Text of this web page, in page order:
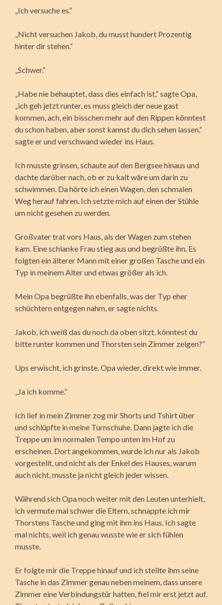
„Ich versuche es.“
„Nicht versuchen Jakob, du musst hundert Prozentig
hinter dir stehen.“
„Schwer.“
„Habe nie behauptet, dass dies einfach ist,“ sagte Opa,
„ich geh jetzt runter, es muss gleich der neue gast
kommen, ach, ein bisschen mehr auf den Rippen könntest
du schon haben, aber sonst kannst du dich sehen lassen,“
sagte er und verschwand wieder ins Haus.
Ich musste grinsen, schaute auf den Bergsee hinaus und
dachte darüber nach, ob er zu kalt wäre um darin zu
schwimmen. Da hörte ich einen Wagen, den schmalen
Weg herauf fahren. Ich setzte mich auf einen der Stühle
um nicht gesehen zu werden.
Großvater trat vors Haus, als der Wagen zum stehen
kam. Eine schlanke Frau stieg aus und begrüßte ihn. Es
folgten ein älterer Mann mit einer großen Tasche und ein
Typ in meinem Alter und etwas größer als ich.
Mein Opa begrüßte ihn ebenfalls, was der Typ eher
schüchtern entgegen nahm, er sagte nichts.
Jakob, ich weiß das du noch da oben sitzt, könntest du
bitte runter kommen und Thorsten sein Zimmer zeigen?“
Ups erwischt, ich grinste. Opa wieder, direkt wie immer.
„Ja ich komme.“
Ich lief in mein Zimmer zog mir Shorts und Tshirt über
und schlüpfte in meine Turnschuhe. Dann jagte ich die
Treppe um im normalen Tempo unten im Hof zu
erscheinen. Dort angekommen, wurde ich nur als Jakob
vorgestellt, und nicht als der Enkel des Hauses, warum
auch nicht, musste ja nicht gleich jeder wissen.
Während sich Opa noch weiter mit den Leuten unterhielt,
ich vermute mal schwer die Eltern, schnappte ich mir
Thorstens Tasche und ging mit ihm ins Haus. Ich sagte
mal nichts, weil ich genau wusste wie er sich fühlen
musste.
Er folgte mir die Treppe hinauf und ich stellte ihm seine
Tasche in das Zimmer genau neben meinem, dass unsere
Zimmer eine Verbindungstür hatten, fiel mir erst jetzt auf.